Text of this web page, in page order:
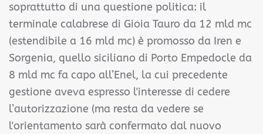
soprattutto di una questione politica: il
terminale calabrese di Gioia Tauro da 12 mld mc
(estendibile a 16 mld mc) è promosso da Iren e
Sorgenia, quello siciliano di Porto Empedocle da
8 mld mc fa capo all’Enel, la cui precedente
gestione aveva espresso l'interesse di cedere
l’autorizzazione (ma resta da vedere se
l'orientamento sarà confermato dal nuovo